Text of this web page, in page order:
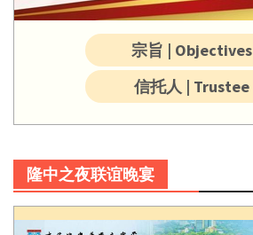
宗旨 | Objectives
信托人 | Trustee
隆中之夜联谊晚宴